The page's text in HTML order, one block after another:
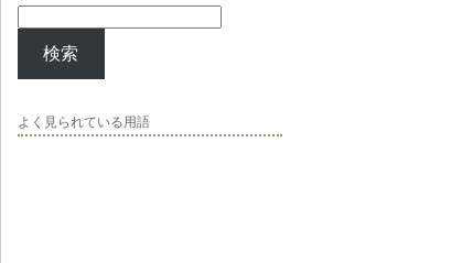
検索
よく見られている用語